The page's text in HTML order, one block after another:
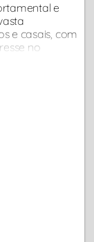
e
e casais, com
no